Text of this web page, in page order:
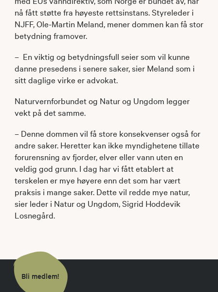
nå fått støtte fra høyeste rettsinstans. Styreleder i
NJFF, Ole-Martin Meland, mener dommen kan få stor
betydning framover.
– En viktig og betydningsfull seier som vil kunne
danne presedens i senere saker, sier Meland som i
sitt daglige virke er advokat.
Naturvernforbundet og Natur og Ungdom legger
vekt på det samme.
– Denne dommen vil få store konsekvenser også for
andre saker. Heretter kan ikke myndighetene tillate
forurensning av fjorder, elver eller vann uten en
veldig god grunn. I dag har vi fått etablert at
terskelen er mye høyere enn det som har vært
praksis i mange saker. Dette vil redde mye natur,
sier leder i Natur og Ungdom, Sigrid Hoddevik
Losnegård.
Bli medlem!